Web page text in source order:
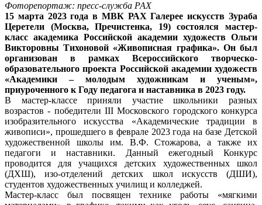
Фоторепортаж: пресс-служба РАХ
15 марта 2023 года в МВК РАХ Галерее искусств Зураба
Церетели (Москва, Пречистенка, 19) состоялся мастер-
класс академика Российской академии художеств Ольги
Викторовны Тихоновой «Живописная графика». Он был
организован в рамках Всероссийского творческо-
образовательного проекта Российской академии художеств
«Академики – молодым художникам и ученым»,
приуроченного к Году педагога и наставника в 2023 году.
В мастер-классе приняли участие школьники разных
возрастов - победители III Московского городского конкурса
изобразительного искусства «Академические традиции в
живописи», прошедшего в феврале 2023 года на базе Детской
художественной школы им. В.Ф. Стожарова, а также их
педагоги и наставники. Данный ежегодный Конкурс
проводится для учащихся детских художественных школ
(ДХШ), изо-отделений детских школ искусств (ДШИ),
студентов художественных училищ и колледжей.
Мастер-класс был посвящен технике работы «мягкими